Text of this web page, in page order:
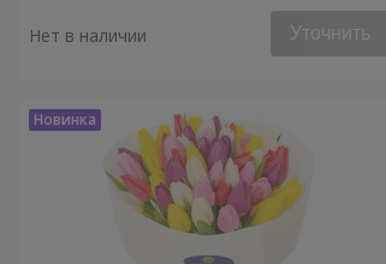
Нет в наличии Уточнить